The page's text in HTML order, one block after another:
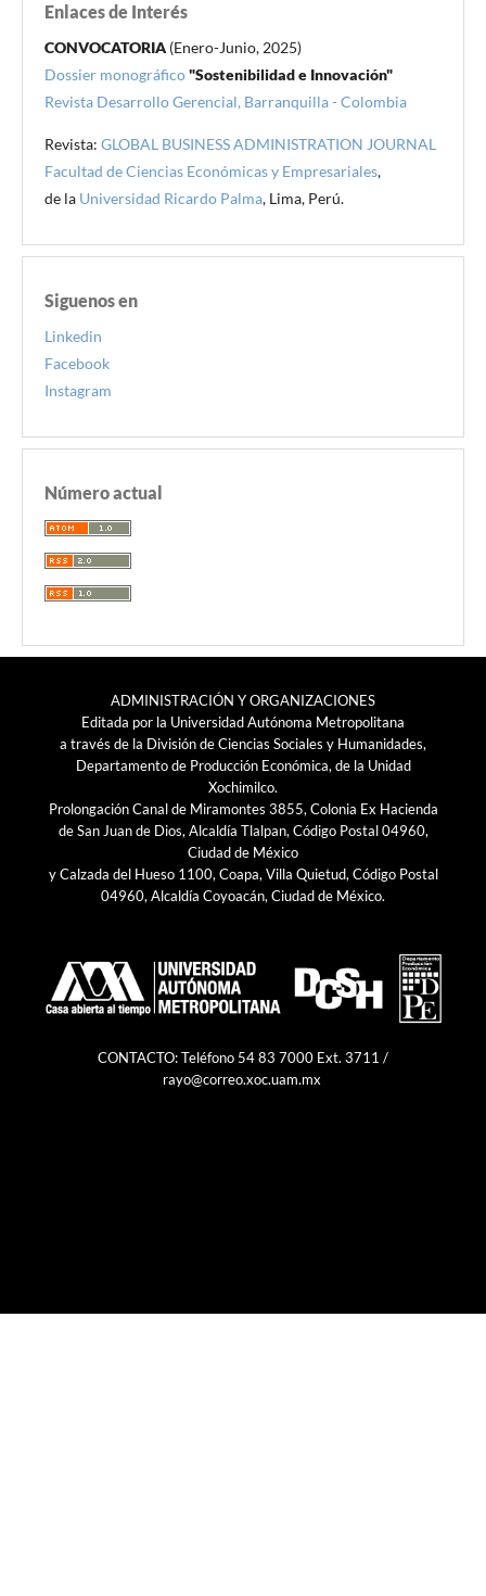
Enlaces de Interés
CONVOCATORIA (Enero-Junio, 2025)
Dossier monográfico"Sostenibilidad e Innovación"
Revista Desarrollo Gerencial, Barranquilla - Colombia
Revista: GLOBAL BUSINESS ADMINISTRATION JOURNAL
Facultad de Ciencias Económicas y Empresariales,
de la Universidad Ricardo Palma, Lima, Perú.
Siguenos en
Linkedin
Facebook
Instagram
Número actual
ADMINISTRACIÓN Y ORGANIZACIONES
Editada por la Universidad Autónoma Metropolitana
a través de la División de Ciencias Sociales y Humanidades,
Departamento de Producción Económica, de la Unidad
Xochimilco.
Prolongación Canal de Miramontes 3855, Colonia Ex Hacienda
de San Juan de Dios, Alcaldía Tlalpan, Código Postal 04960,
Ciudad de México
y Calzada del Hueso 1100, Coapa, Villa Quietud, Código Postal
04960, Alcaldía Coyoacán, Ciudad de México.
CONTACTO: Teléfono 54 83 7000 Ext. 3711 /
rayo@correo.xoc.uam.mx